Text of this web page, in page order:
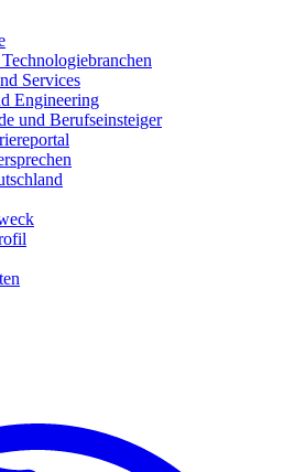
Services
Engineering
und Berufseinsteiger